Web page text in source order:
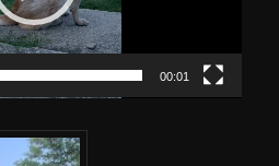
00:01